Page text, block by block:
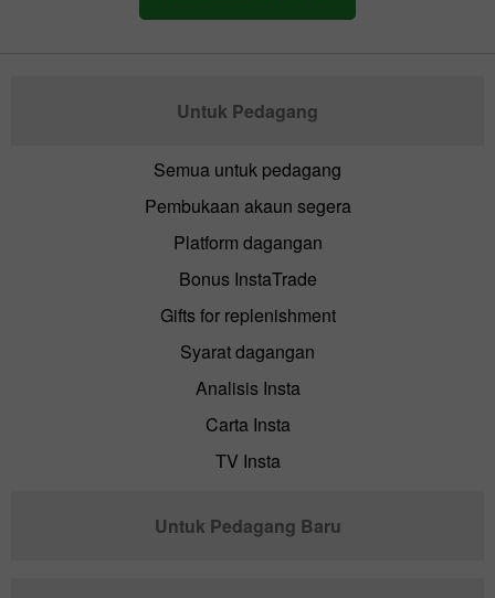
Untuk Pedagang
Semua untuk pedagang
Pembukaan akaun segera
Platform dagangan
Bonus InstaTrade
Gifts for replenishment
Syarat dagangan
Analisis Insta
Carta Insta
TV Insta
Untuk Pedagang Baru